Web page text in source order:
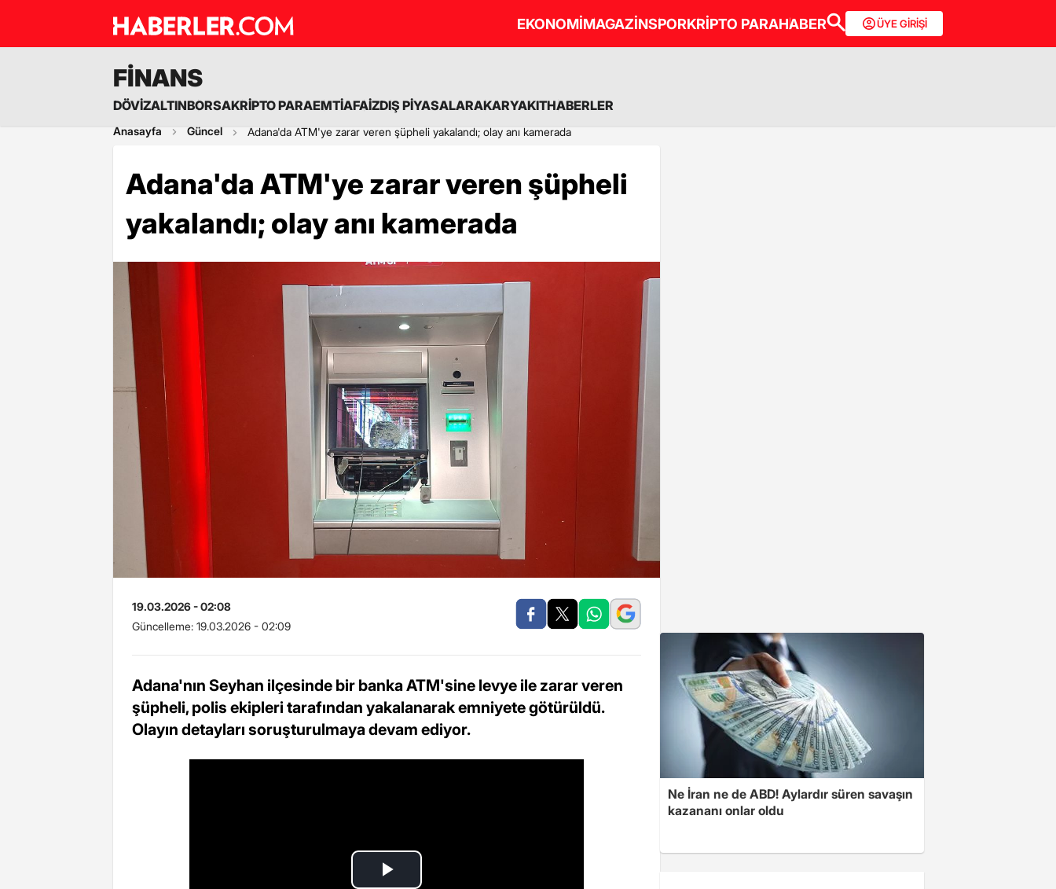
EKONOMİMAGAZİNSPORKRİPTO PARAHABER ÜYE GİRİŞİ
FİNANS
DÖVİZALTINBORSAKRİPTO PARAEMTİAFAİZDIŞ PİYASALARAKARYAKITHABERLER
Anasayfa Güncel Adana'da ATM'ye zarar veren şüpheli yakalandı; olay anı kamerada
Adana'da ATM'ye zarar veren şüpheli
yakalandı; olay anı kamerada
19.03.2026 - 02:08
Güncelleme: 19.03.2026 - 02:09
Adana'nın Seyhan ilçesinde bir banka ATM'sine levye ile zarar veren
şüpheli, polis ekipleri tarafından yakalanarak emniyete götürüldü.
Olayın detayları soruşturulmaya devam ediyor.
Ne İran ne de ABD! Aylardır süren savaşın
kazananı onlar oldu